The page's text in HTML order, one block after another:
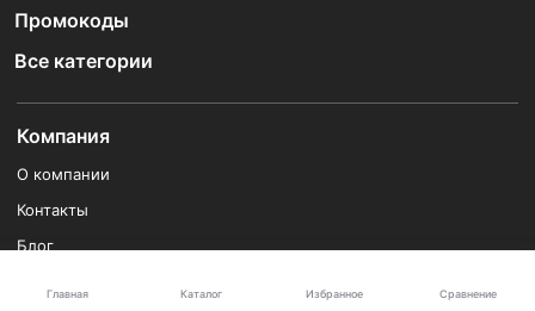
Главная Каталог Избранное Сравнение
Промокоды
Все категории
Компания
О компании
Контакты
Блог